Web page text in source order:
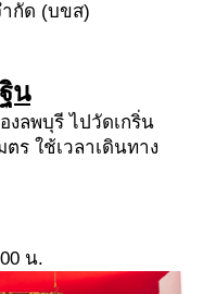
กัด (บขส)
น
งลพบุรี ไปวัดเกริ่น
ร ใช้เวลาเดินทาง
น.